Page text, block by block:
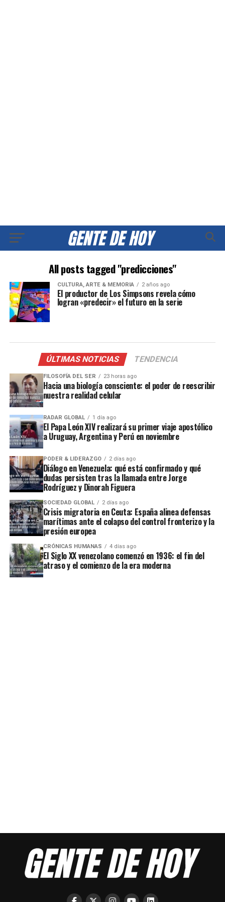
All posts tagged "predicciones"
CULTURA, ARTE & MEMORIA 2 años ago
El productor de Los Simpsons revela cómo
logran «predecir» el futuro en la serie
ÚLTIMAS NOTICIAS TENDENCIA
FILOSOFÍA DEL SER 23 horas ago
Hacia una biología consciente: el poder de reescribir
nuestra realidad celular
RADAR GLOBAL 1 día ago
El Papa León XIV realizará su primer viaje apostólico
a Uruguay, Argentina y Perú en noviembre
PODER & LIDERAZGO 2 días ago
Diálogo en Venezuela: qué está confirmado y qué
dudas persisten tras la llamada entre Jorge
Rodríguez y Dinorah Figuera
SOCIEDAD GLOBAL 2 días ago
Crisis migratoria en Ceuta: España alinea defensas
marítimas ante el colapso del control fronterizo y la
presión europea
CRÓNICAS HUMANAS 4 días ago
El Siglo XX venezolano comenzó en 1936: el fin del
atraso y el comienzo de la era moderna